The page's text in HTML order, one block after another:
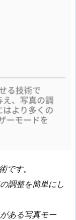
です。
調整を簡単にし
ある写真モー